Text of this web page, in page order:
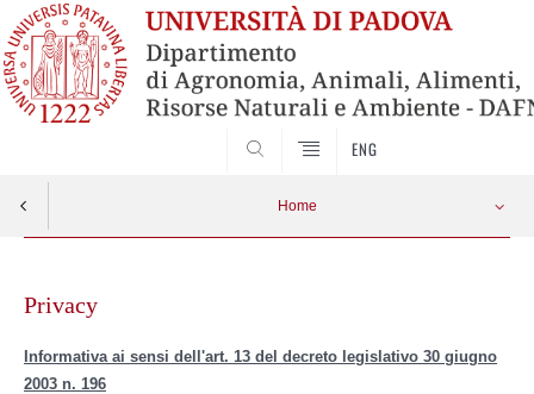
ENG
Home
contentPrivacy
Informativa ai sensi dell'art. 13 del decreto legislativo 30 giugno
2003 n. 196